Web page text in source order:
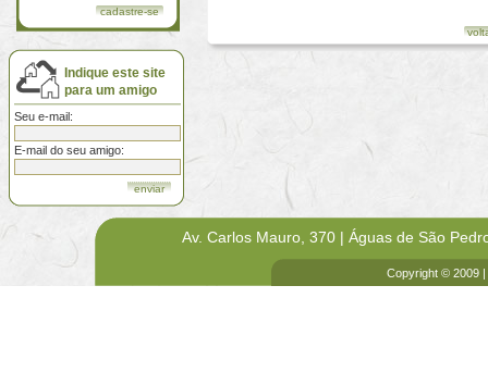
cadastre-se
Indique este site
para um amigo
Seu e-mail:
E-mail do seu amigo:
Av. Carlos Mauro, 370 | Águas de São
Copyright © 2009